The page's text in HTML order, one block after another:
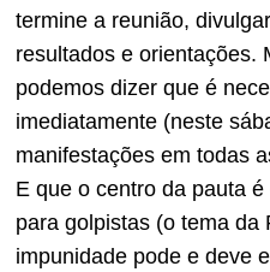
termine a reunião,
resultados e orientações.
podemos dizer que é
imediatamente (neste
manifestações em todas
E que o centro da pauta
para golpistas (o tema da
impunidade pode e deve